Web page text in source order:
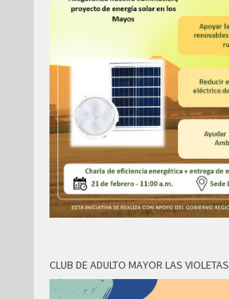
CLUB DE ADULTO MAYOR LAS VIOLETAS